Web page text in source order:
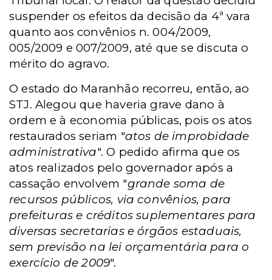
suspender os efeitos da decisão da 4ª vara
quanto aos convênios n. 004/2009,
005/2009 e 007/2009, até que se discuta o
mérito do agravo.
O estado do Maranhão recorreu, então, ao
STJ. Alegou que haveria grave dano à
ordem e à economia públicas, pois os atos
restaurados seriam "atos de improbidade
administrativa". O pedido afirma que os
atos realizados pelo governador após a
cassação envolvem "grande soma de
recursos públicos, via convênios, para
prefeituras e créditos suplementares para
diversas secretarias e órgãos estaduais,
sem previsão na lei orçamentária para o
exercício de 2009".